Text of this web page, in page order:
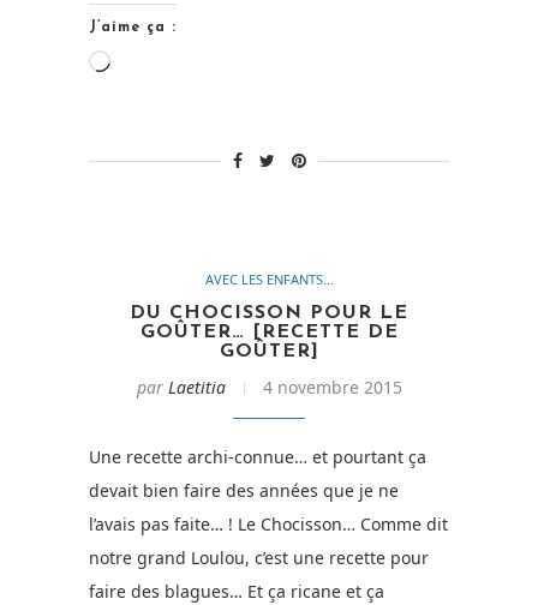
J’aime ça :
Chargement…
AVEC LES ENFANTS...
DU CHOCISSON POUR LE
GOÛTER… [RECETTE DE
GOÛTER]
par Laetitia 4 novembre 2015
Une recette archi-connue… et pourtant ça
devait bien faire des années que je ne
l’avais pas faite… ! Le Chocisson… Comme dit
notre grand Loulou, c’est une recette pour
faire des blagues… Et ça ricane et ça